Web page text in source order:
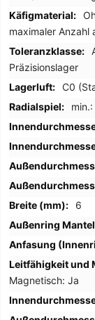
maximaler Anzahl
Präzisionslager
C0
6
Magnetisch: Ja